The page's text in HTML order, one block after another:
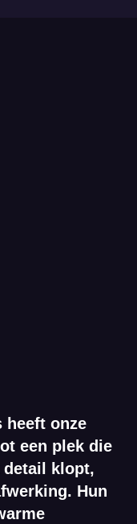
heeft onze
een plek die
detail klopt,
Hun